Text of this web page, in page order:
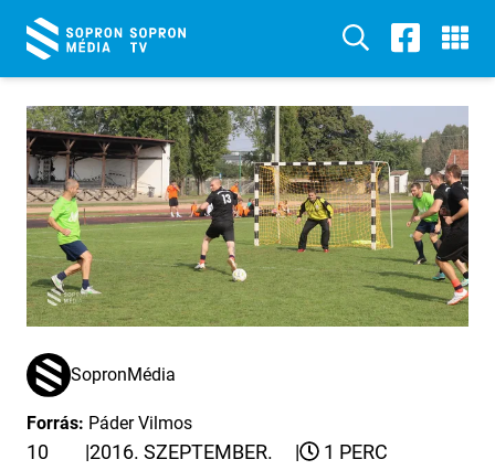
SopronMédia
Forrás: Páder Vilmos
10
|2016. SZEPTEMBER.
|
1 PERC